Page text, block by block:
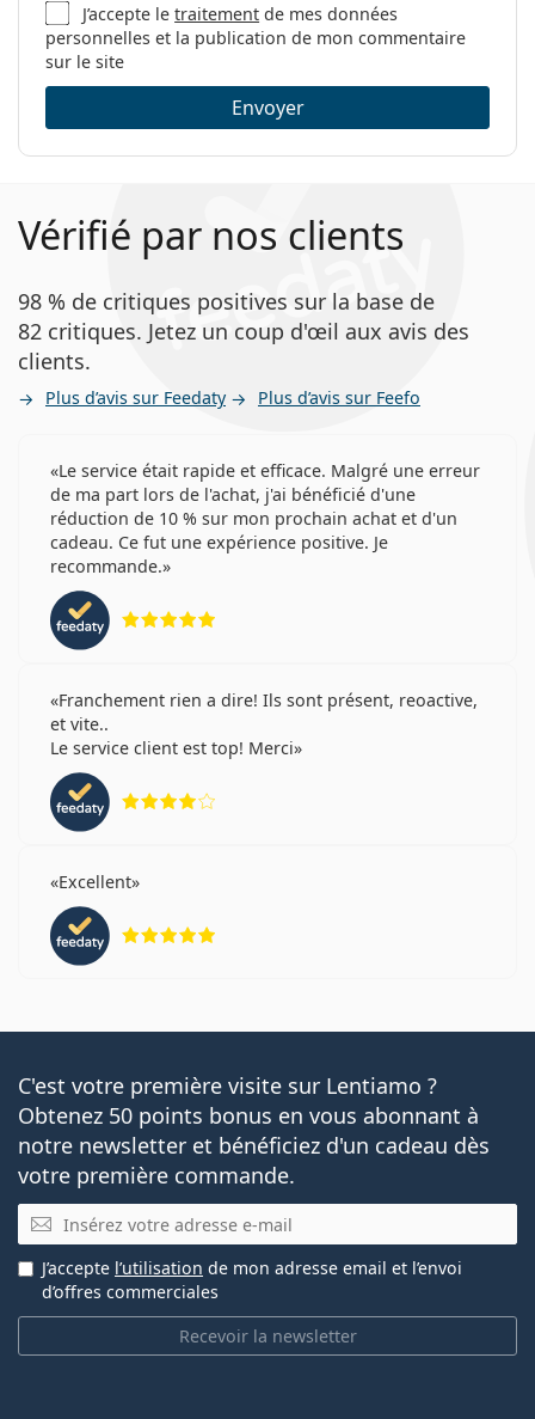
J’accepte letraitement de mes données
personnelles et la publication de mon commentaire
sur le site
Envoyer
Vérifié par nos clients
98 % de critiques positives sur la base de
82 critiques. Jetez un coup d'œil aux avis des
clients.
Plus d’avis sur Feedaty Plus d’avis sur Feefo
Le service était rapide et efficace. Malgré une erreur
de ma part lors de l'achat, j'ai bénéficié d'une
réduction de 10 % sur mon prochain achat et d'un
cadeau. Ce fut une expérience positive. Je
recommande.
Franchement rien a dire! Ils sont présent, reoactive,
et vite..
Le service client est top! Merci
Excellent
C'est votre première visite sur Lentiamo ?
Obtenez 50 points bonus en vous abonnant à
notre newsletter et bénéficiez d'un cadeau dès
votre première commande.
E-mail
Recevoir la newsletter
J’accepte l’utilisation de mon adresse email et l’envoi
d’offres commerciales